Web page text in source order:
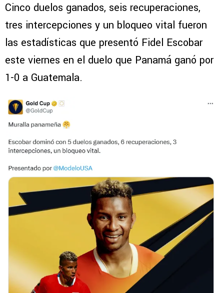
Cinco duelos ganados, seis recuperaciones,
tres intercepciones y un bloqueo vital fueron
las estadísticas que presentó Fidel Escobar
este viernes en el duelo que Panamá ganó por
1-0 a Guatemala.